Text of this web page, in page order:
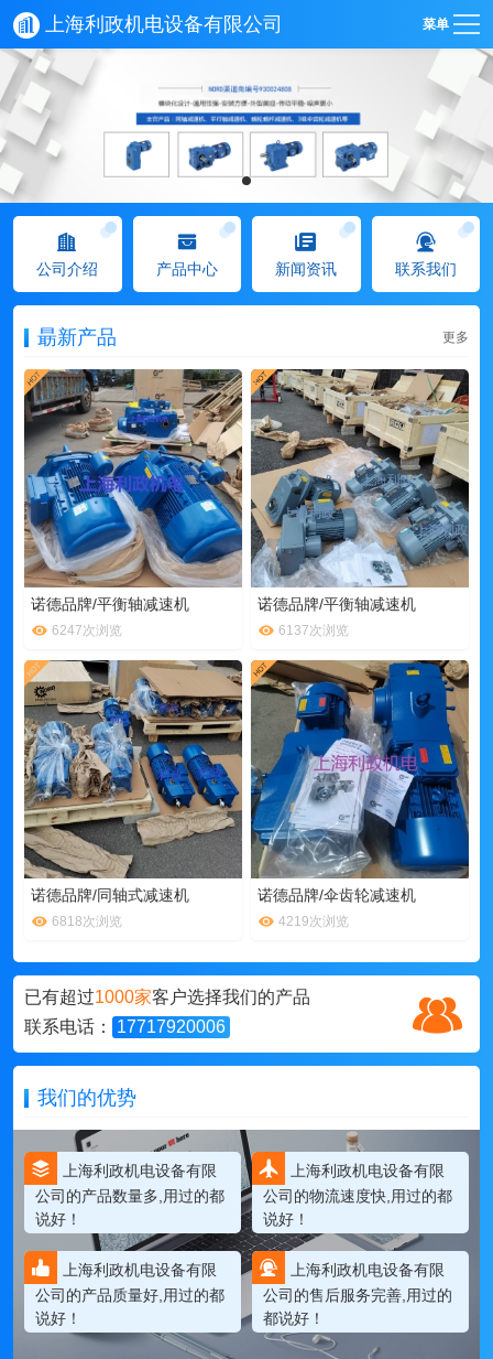
上海利政机电设备有限公司 菜单
公司介绍 产品中心 新闻资讯 联系我们
朂新产品 更多
诺德品牌/平衡轴减速机
6247次浏览
诺德品牌/平衡轴减速机
6137次浏览
诺德品牌/同轴式减速机
6818次浏览
诺德品牌/伞齿轮减速机
4219次浏览
已有超过1000家客户选择我们的产品
联系电话：
17717920006
我们的优势
上海利政机电设备有限
公司的产品数量多,用过的都
说好！
上海利政机电设备有限
公司的物流速度快,用过的都
说好！
上海利政机电设备有限
公司的产品质量好,用过的都
说好！
上海利政机电设备有限
公司的售后服务完善,用过的
都说好！